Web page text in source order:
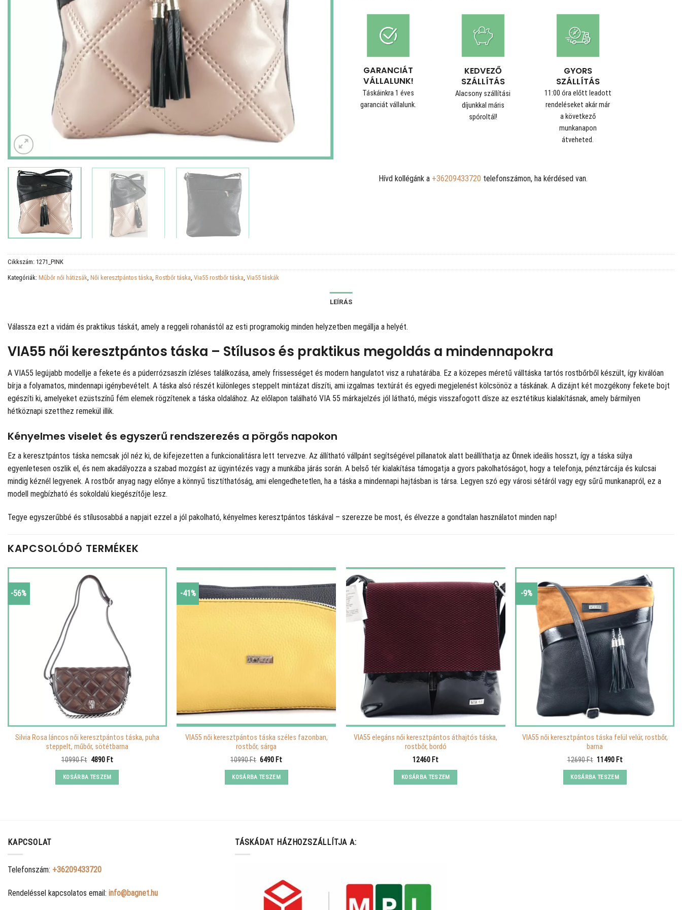
GARANCIÁT
VÁLLALUNK!
Táskáinkra 1 éves
garanciát vállalunk.
KEDVEZŐ
SZÁLLÍTÁS
Alacsony szállítási
díjunkkal máris
spóroltál!
GYORS
SZÁLLÍTÁS
11:00 óra előtt leadott
rendeléseket akár már
a következő
munkanapon
átveheted.
Hívd kollégánk a +36209433720 telefonszámon, ha kérdésed van.
Cikkszám: 1271_PINK
Kategóriák: Műbőr női hátizsák Női keresztpántos táska Rostbőr táska Via55 rostbőr táska Via55 táskák
LEÍRÁS
Válassza ezt a vidám és praktikus táskát, amely a reggeli rohanástól az esti programokig minden helyzetben megállja a helyét.
VIA55 női keresztpántos táska – Stílusos és praktikus megoldás a mindennapokra
A VIA55 legújabb modellje a fekete és a púderrózsaszín ízléses találkozása, amely frissességet és modern hangulatot visz a ruhatárába. Ez a közepes méretű válltáska tartós rostbőrből készült, így kiválóan
bírja a folyamatos, mindennapi igénybevételt. A táska alsó részét különleges steppelt mintázat díszíti, ami izgalmas textúrát és egyedi megjelenést kölcsönöz a táskának. A dizájnt két mozgékony fekete bojt
egészíti ki, amelyeket ezüstszínű fém elemek rögzítenek a táska oldalához. Az előlapon található VIA 55 márkajelzés jól látható, mégis visszafogott dísze az esztétikus kialakításnak, amely bármilyen
hétköznapi szetthez remekül illik.
Kényelmes viselet és egyszerű rendszerezés a pörgős napokon
Ez a keresztpántos táska nemcsak jól néz ki, de kifejezetten a funkcionalitásra lett tervezve. Az állítható vállpánt segítségével pillanatok alatt beállíthatja az Önnek ideális hosszt, így a táska súlya
egyenletesen oszlik el, és nem akadályozza a szabad mozgást az ügyintézés vagy a munkába járás során. A belső tér kialakítása támogatja a gyors pakolhatóságot, hogy a telefonja, pénztárcája és kulcsai
mindig kéznél legyenek. A rostbőr anyag nagy előnye a könnyű tisztíthatóság, ami elengedhetetlen, ha a táska a mindennapi hajtásban is társa. Legyen szó egy városi sétáról vagy egy sűrű munkanapról, ez a
modell megbízható és sokoldalú kiegészítője lesz.
Tegye egyszerűbbé és stílusosabbá a napjait ezzel a jól pakolható, kényelmes keresztpántos táskával – szerezze be most, és élvezze a gondtalan használatot minden nap!
KAPCSOLÓDÓ TERMÉKEK
-56%
Silvia Rosa láncos női keresztpántos táska, puha
steppelt, műbőr, sötétbarna
10990Ft Original
was:
10990 Ft.
4890 FtCurrent
KOSÁRBA TESZEM
-41%
VIA55 női keresztpántos táska széles fazonban,
rostbőr, sárga
10990Ft Original
was:
10990 Ft.
6490 FtCurrent
KOSÁRBA TESZEM
VIA55 elegáns női keresztpántos áthajtós táska,
rostbőr, bordó
12460 Ft
KOSÁRBA TESZEM
-9%
VIA55 női keresztpántos táska felül velúr, rostbőr,
barna
12690Ft Original
was:
12690 Ft.
11490 FtCurrent
KOSÁRBA TESZEM
KAPCSOLAT
Telefonszám: +36209433720
Rendeléssel kapcsolatos email: info@bagnet.hu
TÁSKÁDAT HÁZHOZSZÁLLÍTJA A: